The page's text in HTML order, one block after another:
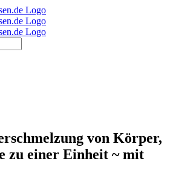
von Körper,
zu einer Einheit ~ mit